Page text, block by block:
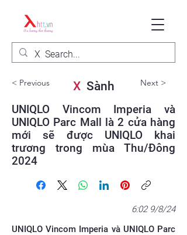
< Previous XSành Next >
UNIQLO Vincom Imperia và
UNIQLO Parc Mall là 2 cửa hàng
mới sẽ được UNIQLO khai
trương trong mùa Thu/Đông
2024
6:02 9/8/24
UNIQLO Vincom Imperia và UNIQLO Parc